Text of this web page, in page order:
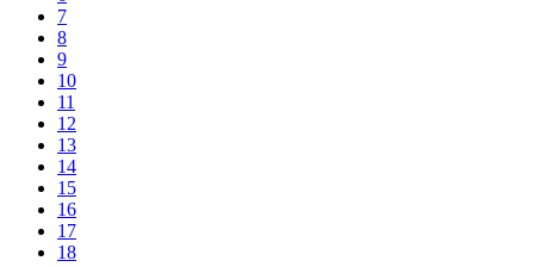
7
8
9
10
11
12
13
14
15
16
17
18